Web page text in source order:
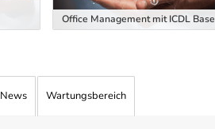
Office Management mit ICDL Base
News Wartungsbereich